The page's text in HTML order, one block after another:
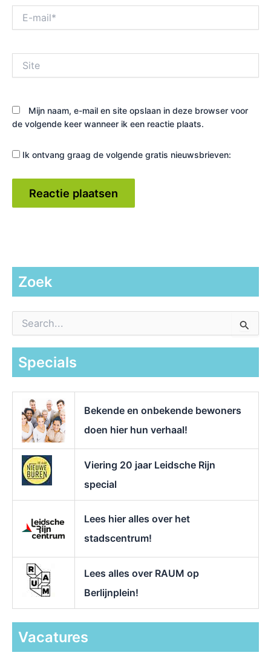
mail*
Mijn naam, e-mail en site opslaan in deze browser voor
de volgende keer wanneer ik een reactie plaats.
Ik ontvang graag de volgende gratis nieuwsbrieven:
Zoek
a
Specials
Bekende en onbekende bewoners
doen hier hun verhaal!
Viering 20 jaar Leidsche Rijn
special
Lees hier alles over het
stadscentrum!
Lees alles over RAUM op
Berlijnplein!
Vacatures